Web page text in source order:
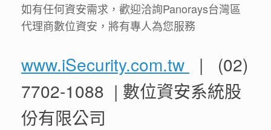
如有任何資安需求，歡迎洽詢Panorays台灣區
代理商數位資安，將有專人為您服務
www.iSecurity.com.tw
| (02)
7702-1088 | 數位資安系統股
份有限公司